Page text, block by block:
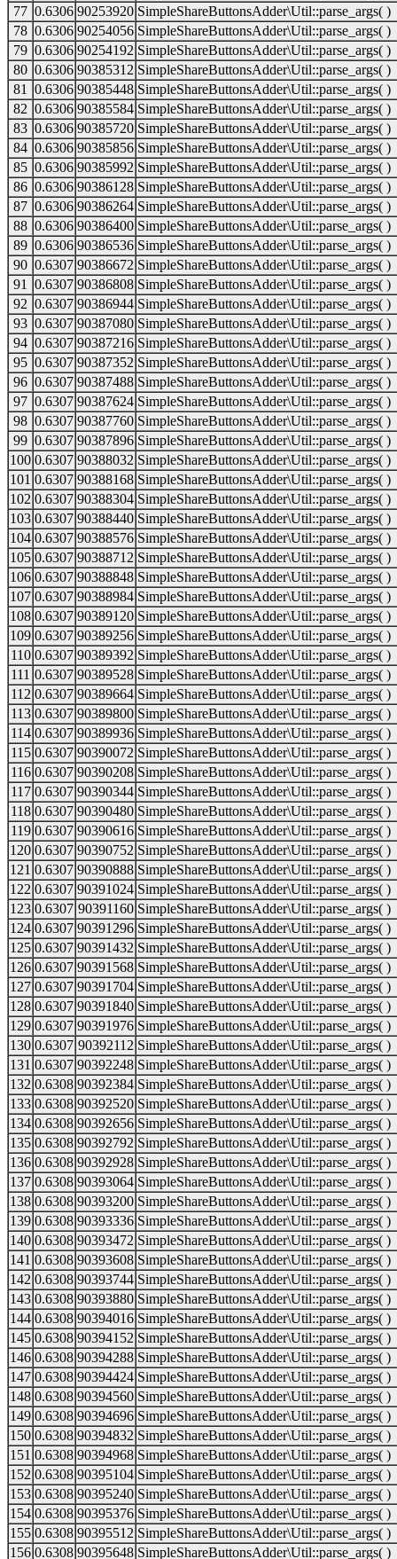
77 0.6306 90253920 SimpleShareButtonsAdder\Util::parse_args( )
78 0.6306 90254056 SimpleShareButtonsAdder\Util::parse_args( )
79 0.6306 90254192 SimpleShareButtonsAdder\Util::parse_args( )
80 0.6306 90385312 SimpleShareButtonsAdder\Util::parse_args( )
81
0.6306 90385448 SimpleShareButtonsAdder\Util::parse_args( )
82 0.6306 90385584 SimpleShareButtonsAdder\Util::parse_args( )
83 0.6306 90385720 SimpleShareButtonsAdder\Util::parse_args( )
84 0.6306 90385856 SimpleShareButtonsAdder\Util::parse_args( )
85 0.6306 90385992 SimpleShareButtonsAdder\Util::parse_args( )
86 0.6306 90386128 SimpleShareButtonsAdder\Util::parse_args( )
87 0.6306 90386264 SimpleShareButtonsAdder\Util::parse_args( )
88 0.6306 90386400 SimpleShareButtonsAdder\Util::parse_args( )
89 0.6306 90386536 SimpleShareButtonsAdder\Util::parse_args( )
90 0.6307 90386672 SimpleShareButtonsAdder\Util::parse_args( )
91
0.6307 90386808 SimpleShareButtonsAdder\Util::parse_args( )
92 0.6307 90386944 SimpleShareButtonsAdder\Util::parse_args( )
93 0.6307 90387080 SimpleShareButtonsAdder\Util::parse_args( )
94 0.6307 90387216 SimpleShareButtonsAdder\Util::parse_args( )
95 0.6307 90387352 SimpleShareButtonsAdder\Util::parse_args( )
96 0.6307 90387488 SimpleShareButtonsAdder\Util::parse_args( )
97 0.6307 90387624 SimpleShareButtonsAdder\Util::parse_args( )
98 0.6307 90387760 SimpleShareButtonsAdder\Util::parse_args( )
99 0.6307 90387896 SimpleShareButtonsAdder\Util::parse_args( )
100 0.6307 90388032 SimpleShareButtonsAdder\Util::parse_args( )
101 0.6307 90388168 SimpleShareButtonsAdder\Util::parse_args( )
102 0.6307 90388304 SimpleShareButtonsAdder\Util::parse_args( )
103 0.6307 90388440 SimpleShareButtonsAdder\Util::parse_args( )
104 0.6307 90388576 SimpleShareButtonsAdder\Util::parse_args( )
105 0.6307 90388712 SimpleShareButtonsAdder\Util::parse_args( )
106 0.6307 90388848 SimpleShareButtonsAdder\Util::parse_args( )
107 0.6307 90388984 SimpleShareButtonsAdder\Util::parse_args( )
108 0.6307 90389120 SimpleShareButtonsAdder\Util::parse_args( )
109 0.6307 90389256 SimpleShareButtonsAdder\Util::parse_args( )
110 0.6307 90389392 SimpleShareButtonsAdder\Util::parse_args( )
111 0.6307 90389528 SimpleShareButtonsAdder\Util::parse_args( )
112 0.6307 90389664 SimpleShareButtonsAdder\Util::parse_args( )
113 0.6307 90389800 SimpleShareButtonsAdder\Util::parse_args( )
114 0.6307 90389936 SimpleShareButtonsAdder\Util::parse_args( )
115 0.6307 90390072 SimpleShareButtonsAdder\Util::parse_args( )
116 0.6307 90390208 SimpleShareButtonsAdder\Util::parse_args( )
117 0.6307 90390344 SimpleShareButtonsAdder\Util::parse_args( )
118 0.6307 90390480 SimpleShareButtonsAdder\Util::parse_args( )
119 0.6307 90390616 SimpleShareButtonsAdder\Util::parse_args( )
120 0.6307 90390752 SimpleShareButtonsAdder\Util::parse_args( )
121 0.6307 90390888 SimpleShareButtonsAdder\Util::parse_args( )
122 0.6307 90391024 SimpleShareButtonsAdder\Util::parse_args( )
123 0.6307 90391160 SimpleShareButtonsAdder\Util::parse_args( )
124 0.6307 90391296 SimpleShareButtonsAdder\Util::parse_args( )
125 0.6307 90391432 SimpleShareButtonsAdder\Util::parse_args( )
126 0.6307 90391568 SimpleShareButtonsAdder\Util::parse_args( )
127 0.6307 90391704 SimpleShareButtonsAdder\Util::parse_args( )
128 0.6307 90391840 SimpleShareButtonsAdder\Util::parse_args( )
129 0.6307 90391976 SimpleShareButtonsAdder\Util::parse_args( )
130 0.6307 90392112 SimpleShareButtonsAdder\Util::parse_args( )
131 0.6307 90392248 SimpleShareButtonsAdder\Util::parse_args( )
132 0.6308 90392384 SimpleShareButtonsAdder\Util::parse_args( )
133 0.6308 90392520 SimpleShareButtonsAdder\Util::parse_args( )
134 0.6308 90392656 SimpleShareButtonsAdder\Util::parse_args( )
135 0.6308 90392792 SimpleShareButtonsAdder\Util::parse_args( )
136 0.6308 90392928 SimpleShareButtonsAdder\Util::parse_args( )
137 0.6308 90393064 SimpleShareButtonsAdder\Util::parse_args( )
138 0.6308 90393200 SimpleShareButtonsAdder\Util::parse_args( )
139 0.6308 90393336 SimpleShareButtonsAdder\Util::parse_args( )
140 0.6308 90393472 SimpleShareButtonsAdder\Util::parse_args( )
141 0.6308 90393608 SimpleShareButtonsAdder\Util::parse_args( )
142 0.6308 90393744 SimpleShareButtonsAdder\Util::parse_args( )
143 0.6308 90393880 SimpleShareButtonsAdder\Util::parse_args( )
144 0.6308 90394016 SimpleShareButtonsAdder\Util::parse_args( )
145 0.6308 90394152 SimpleShareButtonsAdder\Util::parse_args( )
146 0.6308 90394288 SimpleShareButtonsAdder\Util::parse_args( )
147 0.6308 90394424 SimpleShareButtonsAdder\Util::parse_args( )
148 0.6308 90394560 SimpleShareButtonsAdder\Util::parse_args( )
149 0.6308 90394696 SimpleShareButtonsAdder\Util::parse_args( )
150 0.6308 90394832 SimpleShareButtonsAdder\Util::parse_args( )
151 0.6308 90394968 SimpleShareButtonsAdder\Util::parse_args( )
152 0.6308 90395104 SimpleShareButtonsAdder\Util::parse_args( )
153 0.6308 90395240 SimpleShareButtonsAdder\Util::parse_args( )
154 0.6308 90395376 SimpleShareButtonsAdder\Util::parse_args( )
155 0.6308 90395512 SimpleShareButtonsAdder\Util::parse_args( )
156 0.6308 90395648 SimpleShareButtonsAdder\Util::parse_args( )